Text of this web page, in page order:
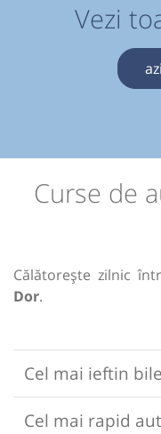
Vezi
azi
Curse de
Călătorește zilnic
Dor.
Cel mai ieftin
Cel mai rapid